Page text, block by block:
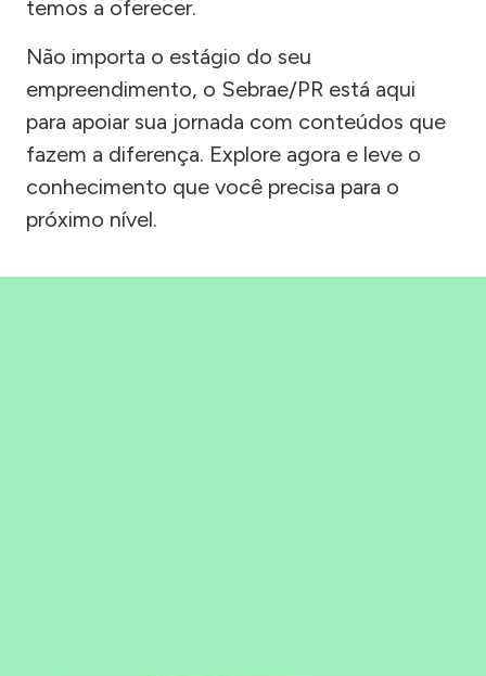
temos a oferecer.
Não importa o estágio do seu
empreendimento, o Sebrae/PR está aqui
para apoiar sua jornada com conteúdos que
fazem a diferença. Explore agora e leve o
conhecimento que você precisa para o
próximo nível.